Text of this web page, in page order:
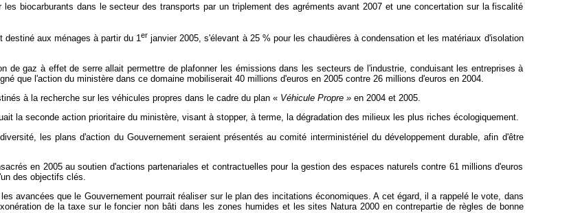
biocarburants dans le secteur des transports par un triplement des agréments avant 2007 et une concertation sur la fiscalité
destiné aux ménages à partir du 1er janvier 2005, s'élevant à 25 % pour les chaudières à condensation et les matériaux d'isolation
de gaz à effet de serre allait permettre de plafonner les émissions dans les secteurs de l'industrie, conduisant les entreprises à
que l'action du ministère dans ce domaine mobiliserait 40 millions d'euros en 2005 contre 26 millions d'euros en 2004.
à la recherche sur les véhicules propres dans le cadre du plan « Véhicule Propre »en 2004 et 2005.
la seconde action prioritaire du ministère, visant à stopper, à terme, la dégradation des milieux les plus riches écologiquement.
les plans d'action du Gouvernement seraient présentés au comité interministériel du développement durable, afin d'être
en 2005 au soutien d'actions partenariales et contractuelles pour la gestion des espaces naturels contre 61 millions d'euros
des objectifs clés.
avancées que le Gouvernement pourrait réaliser sur le plan des incitations économiques. A cet égard, il a rappelé le vote, dans
de la taxe sur le foncier non bâti dans les zones humides et les sites Natura 2000 en contrepartie de règles de bonne